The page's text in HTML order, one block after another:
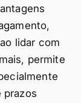
lidar com
permite
prazos